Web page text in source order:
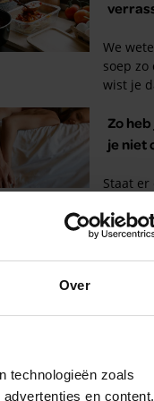
Over
technologieën zoals
en content,